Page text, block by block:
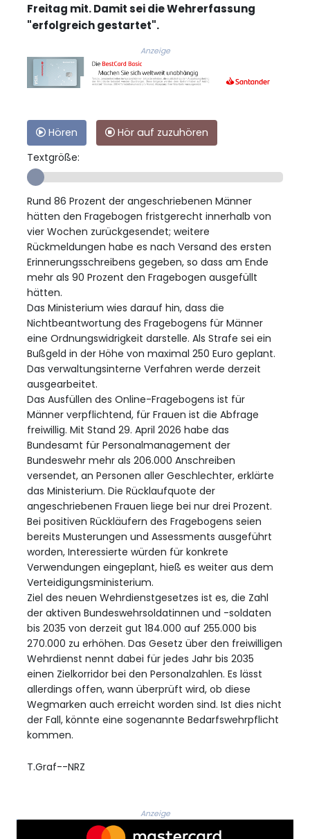
Freitag mit. Damit sei die Wehrerfassung
"erfolgreich gestartet".
Anzeige
Hören
Hör auf zuzuhören
Textgröße:
Rund 86 Prozent der angeschriebenen Männer
hätten den Fragebogen fristgerecht innerhalb von
vier Wochen zurückgesendet; weitere
Rückmeldungen habe es nach Versand des ersten
Erinnerungsschreibens gegeben, so dass am Ende
mehr als 90 Prozent den Fragebogen ausgefüllt
hätten.
Das Ministerium wies darauf hin, dass die
Nichtbeantwortung des Fragebogens für Männer
eine Ordnungswidrigkeit darstelle. Als Strafe sei ein
Bußgeld in der Höhe von maximal 250 Euro geplant.
Das verwaltungsinterne Verfahren werde derzeit
ausgearbeitet.
Das Ausfüllen des Online-Fragebogens ist für
Männer verpflichtend, für Frauen ist die Abfrage
freiwillig. Mit Stand 29. April 2026 habe das
Bundesamt für Personalmanagement der
Bundeswehr mehr als 206.000 Anschreiben
versendet, an Personen aller Geschlechter, erklärte
das Ministerium. Die Rücklaufquote der
angeschriebenen Frauen liege bei nur drei Prozent.
Bei positiven Rückläufern des Fragebogens seien
bereits Musterungen und Assessments ausgeführt
worden, Interessierte würden für konkrete
Verwendungen eingeplant, hieß es weiter aus dem
Verteidigungsministerium.
Ziel des neuen Wehrdienstgesetzes ist es, die Zahl
der aktiven Bundeswehrsoldatinnen und -soldaten
bis 2035 von derzeit gut 184.000 auf 255.000 bis
270.000 zu erhöhen. Das Gesetz über den freiwilligen
Wehrdienst nennt dabei für jedes Jahr bis 2035
einen Zielkorridor bei den Personalzahlen. Es lässt
allerdings offen, wann überprüft wird, ob diese
Wegmarken auch erreicht worden sind. Ist dies nicht
der Fall, könnte eine sogenannte Bedarfswehrpflicht
kommen.
T.Graf--NRZ
Anzeige